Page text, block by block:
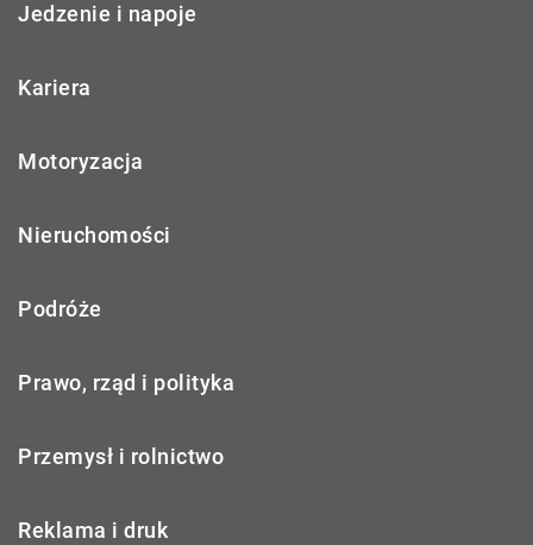
Jedzenie i napoje
Kariera
Motoryzacja
Nieruchomości
Podróże
Prawo, rząd i polityka
Przemysł i rolnictwo
Reklama i druk